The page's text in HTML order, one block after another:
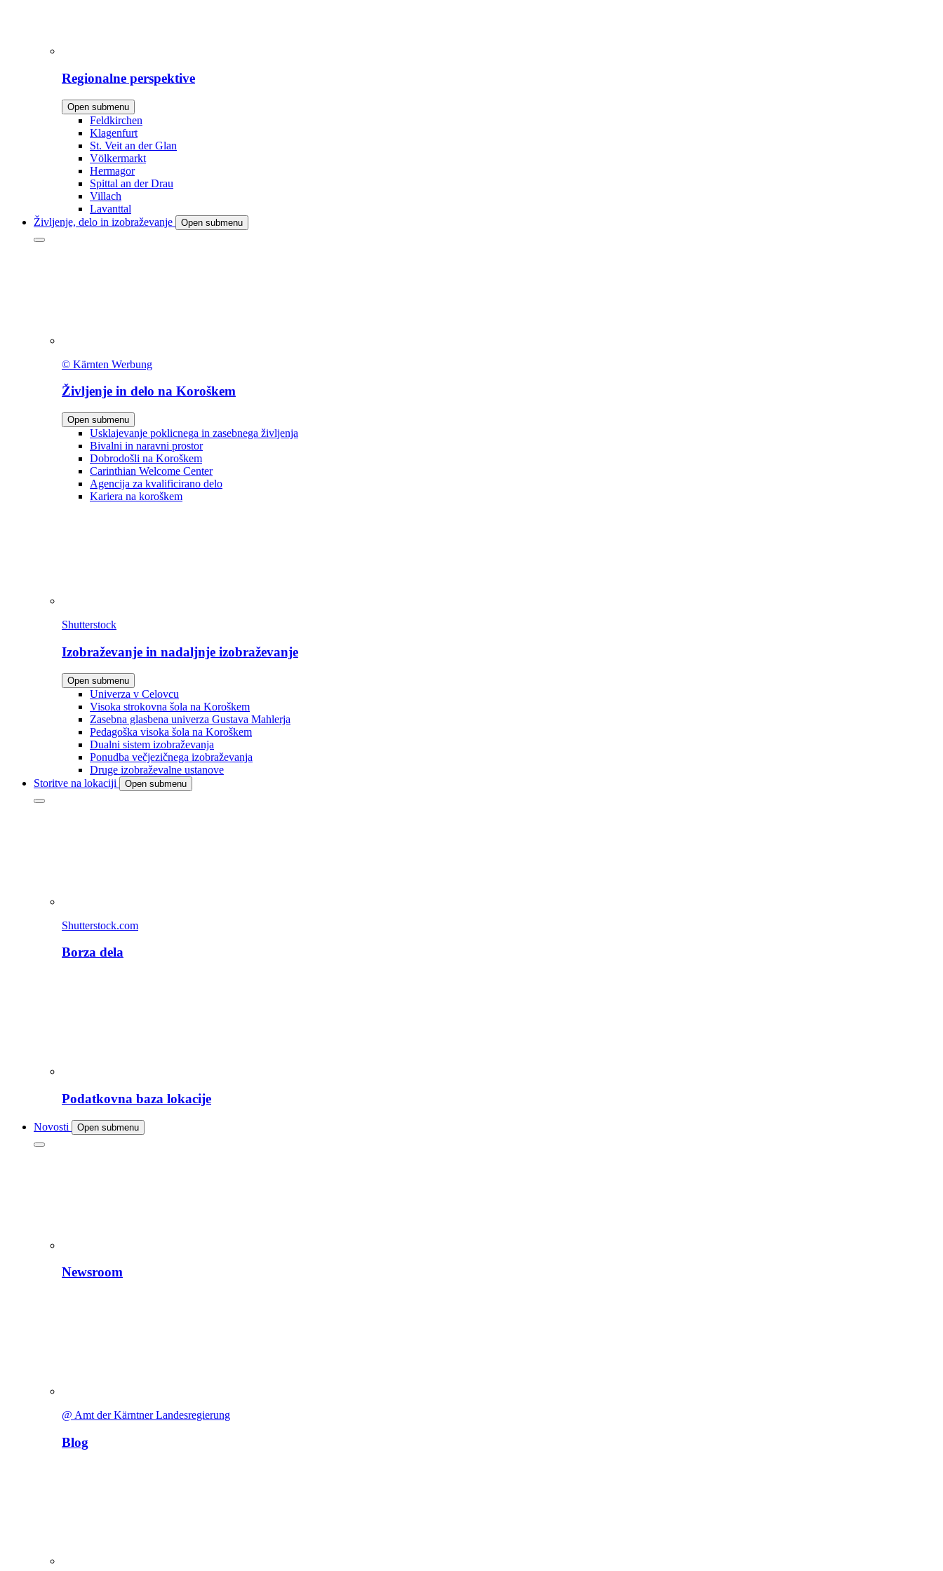
Regionalne perspektive
Open submenu
Feldkirchen
Klagenfurt
St. Veit an der Glan
Völkermarkt
Hermagor
Spittal an der Drau
Villach
Lavanttal
Življenje, delo in izobraževanje
Open submenu
© Kärnten Werbung
Življenje in delo na Koroškem
Open submenu
Usklajevanje poklicnega in zasebnega življenja
Bivalni in naravni prostor
Dobrodošli na Koroškem
Carinthian Welcome Center
Agencija za kvalificirano delo
Kariera na koroškem
Shutterstock
Izobraževanje in nadaljnje izobraževanje
Open submenu
Univerza v Celovcu
Visoka strokovna šola na Koroškem
Zasebna glasbena univerza Gustava Mahlerja
Pedagoška visoka šola na Koroškem
Dualni sistem izobraževanja
Ponudba večjezičnega izobraževanja
Druge izobraževalne ustanove
Storitve na lokaciji
Open submenu
Shutterstock.com
Borza dela
Podatkovna baza lokacije
Novosti Open submenu
Newsroom
@ Amt der Kärntner Landesregierung
Blog